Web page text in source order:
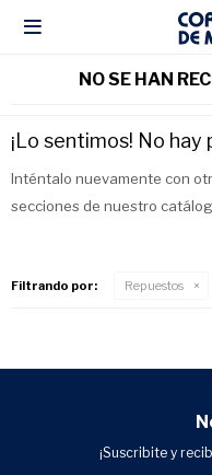

NO SE HAN
¡Lo sentimos! No
Inténtalo nuevamente con
secciones de nuestro
Filtrando por: Repuestos
¡Suscribite y